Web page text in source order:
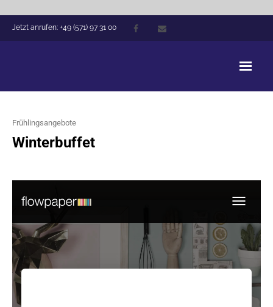
Jetzt anrufen: +49 (571) 97 31 00
Events
Gastronomie
Frühlingsangebote
Winterbuffet